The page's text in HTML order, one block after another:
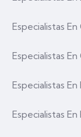
Especialistas
Especialistas
Especialistas
Especialistas